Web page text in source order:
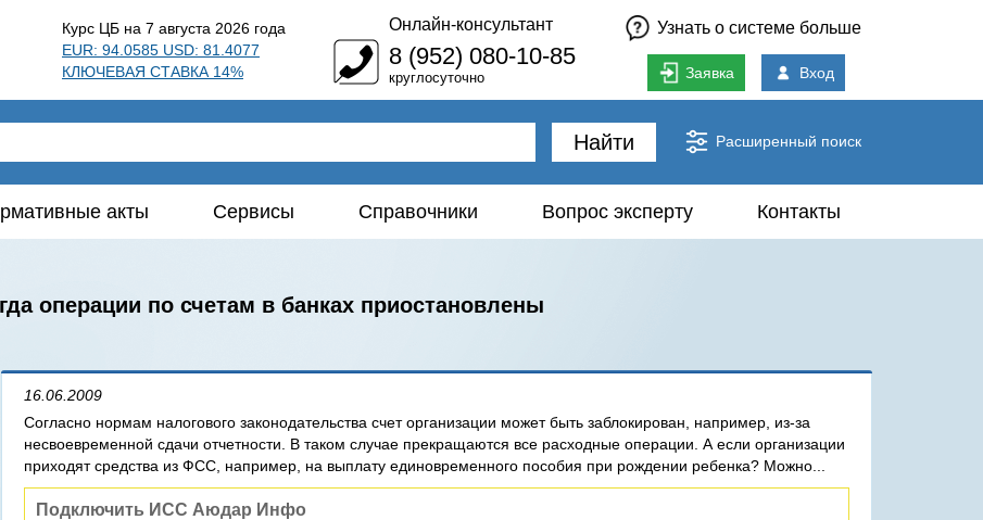
Курс ЦБ на 7 августа 2026 года
EUR: 94.0585 USD: 81.4077
КЛЮЧЕВАЯ СТАВКА 14%
Онлайн-консультант
8 (952) 080-10-85
круглосуточно
Узнать о системе больше
Заявка Вход
Найти Расширенный поиск
акты Сервисы Справочники Вопрос эксперту Контакты
операции по счетам в банках приостановлены
16.06.2009
Согласно нормам налогового законодательства счет организации может быть заблокирован, например, из-за
несвоевременной сдачи отчетности. В таком случае прекращаются все расходные операции. А если организации
приходят средства из ФСС, например, на выплату единовременного пособия при рождении ребенка? Можно...
Подключить ИСС Аюдар Инфо